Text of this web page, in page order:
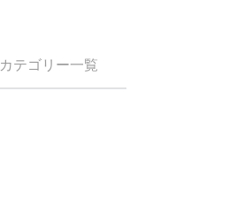
カテゴリー一覧